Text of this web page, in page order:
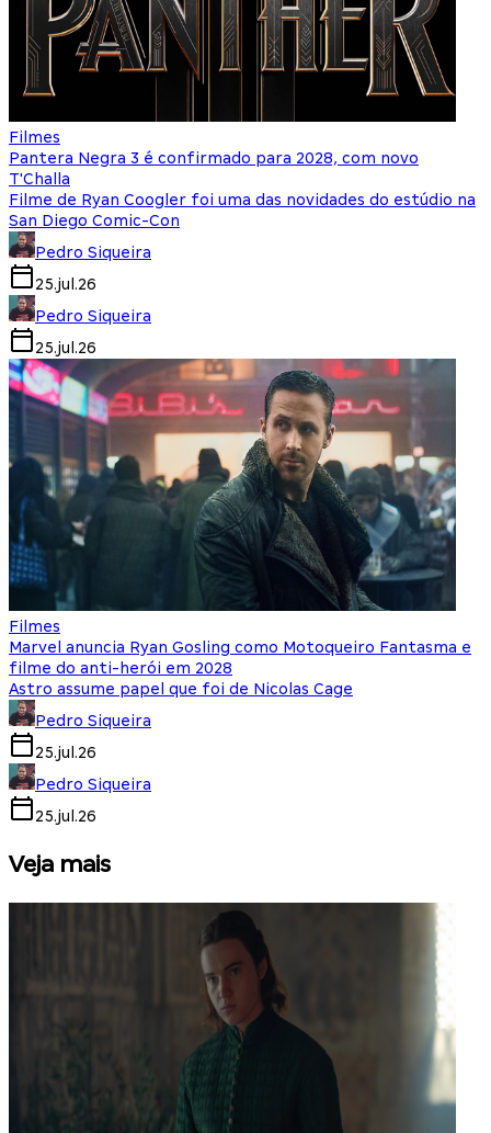
Filmes
Pantera Negra 3 é confirmado para 2028, com novo
T'Challa
Filme de Ryan Coogler foi uma das novidades do estúdio na
San Diego Comic-Con
Pedro Siqueira
25.jul.26
Pedro Siqueira
25.jul.26
Filmes
Marvel anuncia Ryan Gosling como Motoqueiro Fantasma e
filme do anti-herói em 2028
Astro assume papel que foi de Nicolas Cage
Pedro Siqueira
25.jul.26
Pedro Siqueira
25.jul.26
Veja mais